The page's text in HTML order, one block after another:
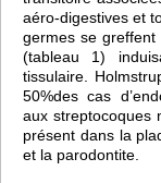
aéro-digestives et
germes se greffent
(tableau 1)
tissulaire.
50%des cas
aux streptocoques
présent dans la
et la parodontite.